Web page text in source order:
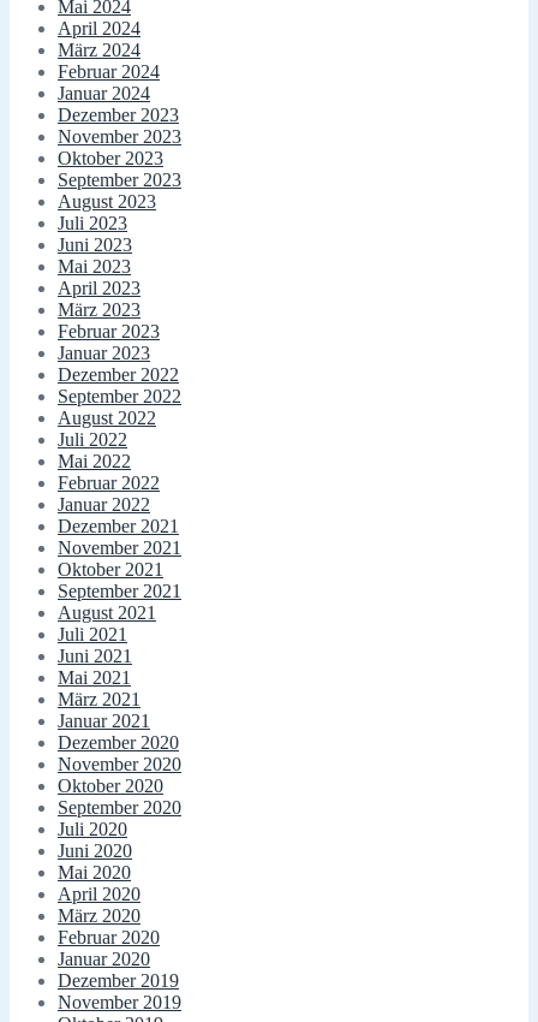
Mai 2024
April 2024
März 2024
Februar 2024
Januar 2024
Dezember 2023
November 2023
Oktober 2023
September 2023
August 2023
Juli 2023
Juni 2023
Mai 2023
April 2023
März 2023
Februar 2023
Januar 2023
Dezember 2022
September 2022
August 2022
Juli 2022
Mai 2022
Februar 2022
Januar 2022
Dezember 2021
November 2021
Oktober 2021
September 2021
August 2021
Juli 2021
Juni 2021
Mai 2021
März 2021
Januar 2021
Dezember 2020
November 2020
Oktober 2020
September 2020
Juli 2020
Juni 2020
Mai 2020
April 2020
März 2020
Februar 2020
Januar 2020
Dezember 2019
November 2019